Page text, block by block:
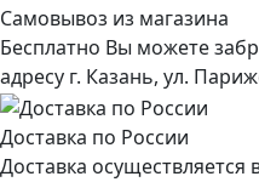
Самовывоз из магазина
Бесплатно Вы можете
адресу г. Казань, ул.
Доставка по России
Доставка